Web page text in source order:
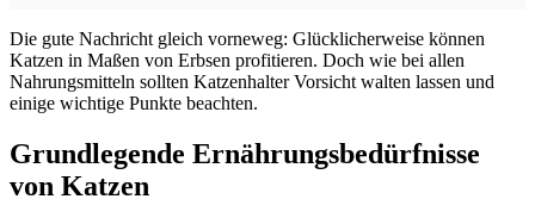
Die gute Nachricht gleich vorneweg: Glücklicherweise können
Katzen in Maßen von Erbsen profitieren. Doch wie bei allen
Nahrungsmitteln sollten Katzenhalter Vorsicht walten lassen und
einige wichtige Punkte beachten.
Grundlegende Ernährungsbedürfnisse
von Katzen